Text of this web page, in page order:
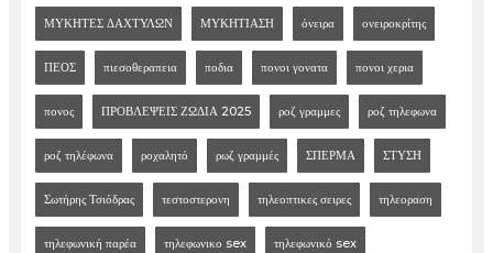
ΜΥΚΗΤΕΣ ΔΑΧΤΥΛΩΝ ΜΥΚΗΤΙΑΣΗ όνειρα ονειροκρίτης
ΠΕΟΣ πιεσοθεραπεια ποδια πονοι γονατα πονοι χερια
πονος ΠΡΟΒΛΕΨΕΙΣ ΖΩΔΙΑ 2025 ροζ γραμμες ροζ τηλεφωνα
ροζ τηλέφωνα ροχαλητό ρωζ γραμμές ΣΠΕΡΜΑ ΣΤΥΣΗ
Σωτήρης Τσιόδρας τεστοστερονη τηλεοπτικες σειρες τηλεοραση
τηλεφωνική παρέα τηλεφωνικο sex τηλεφωνικό sex